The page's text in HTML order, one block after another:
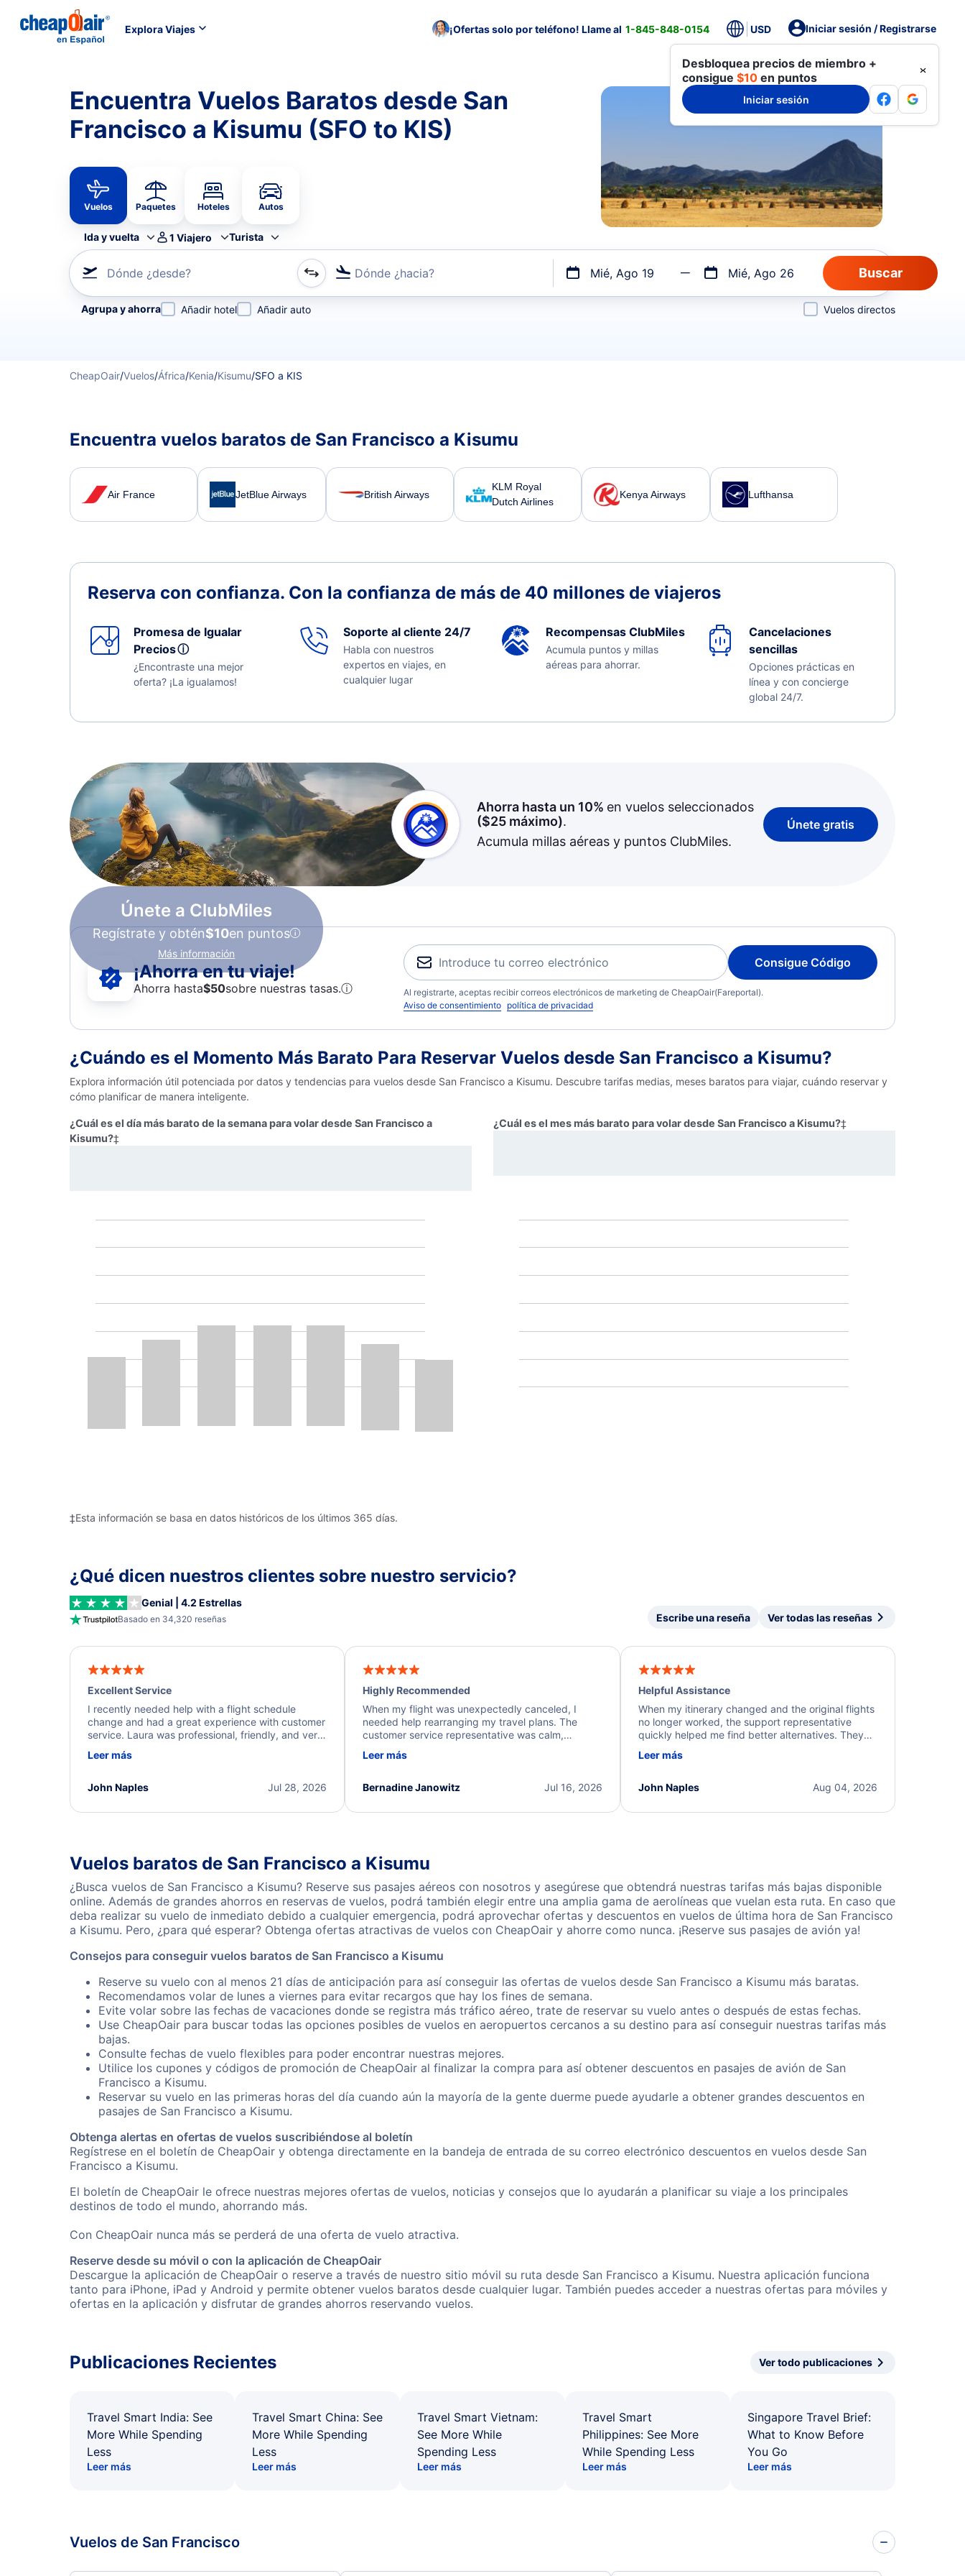
Explora Viajes ¡Ofertas solo por teléfono! Llame al 1-845-848-0154 USD Iniciar sesión / Registrarse
Desbloquea precios de miembro +
consigue $10 en puntos
Iniciar sesión
Encuentra Vuelos Baratos desde San
Francisco a Kisumu (SFO to KIS)
Vuelos Paquetes Hoteles Autos
Ida y vuelta 1 Viajero Turista
Dónde ¿desde? Dónde ¿hacia? Mié, Ago 19 Mié, Ago 26
Refina tu búsqueda por aerolínea, por ciudad o aeropuerto o por vuelos directos
Agrupa y ahorra Añadir hotel Añadir auto Vuelos directos
CheapOair/Vuelos/África/Kenia/Kisumu/SFO a KIS
Encuentra vuelos baratos de San Francisco a Kisumu
Air France JetBlue Airways British Airways
KLM Royal
Dutch Airlines
Kenya Airways Lufthansa
Reserva con confianza. Con la confianza de más de 40 millones de viajeros
Promesa de Igualar
Preciosⓘ
¿Encontraste una mejor
oferta? ¡La igualamos!
Soporte al cliente 24/7
Habla con nuestros
expertos en viajes, en
cualquier lugar
Recompensas ClubMiles
Acumula puntos y millas
aéreas para ahorrar.
Cancelaciones
sencillas
Opciones prácticas en
línea y con concierge
global 24/7.
Únete a ClubMiles
Regístrate y obtén$10en puntos
Más información
Ahorra hasta un 10% en vuelos seleccionados
($25máximo).
Acumula millas aéreas y puntos ClubMiles.
Únete gratis
¡Ahorra en tu viaje!
Ahorra hasta$50sobre nuestras tasas.ⓘ
Consigue Código
Al registrarte, aceptas recibir correos electrónicos de marketing de CheapOair(Fareportal).
Aviso de consentimiento política de privacidad
¿Cuándo es el Momento Más Barato Para Reservar Vuelos desde San Francisco a Kisumu?
Explora información útil potenciada por datos y tendencias para vuelos desde San Francisco a Kisumu. Descubre tarifas medias, meses baratos para viajar, cuándo reservar y
cómo planificar de manera inteligente.
¿Cuál es el día más barato de la semana para volar desde San Francisco a
Kisumu?‡
¿Cuál es el mes más barato para volar desde San Francisco a Kisumu?‡
‡Esta información se basa en datos históricos de los últimos 365 días.
¿Qué dicen nuestros clientes sobre nuestro servicio?
Genial | 4.2 Estrellas
Basado en 34,320 reseñas Escribe una reseña Ver todas las reseñas
Excellent Service
I recently needed help with a flight schedule
change and had a great experience with customer
service. Laura was professional, friendly, and very
a solution and kept me informed of the next steps.
Leer más
Jul 28, 2026
John Naples
Highly Recommended
When my flight was unexpectedly canceled, I
needed help rearranging my travel plans. The
customer service representative was calm,
process. They quickly found alternative flight
I truly appreciate the excellent support and
Leer más
Jul 16, 2026
Bernadine Janowitz
Helpful Assistance
When my itinerary changed and the original flights
no longer worked, the support representative
quickly helped me find better alternatives. They
beyond to resolve the issue. I'm grateful for the
Leer más
Aug 04, 2026
John Naples
Vuelos baratos de San Francisco a Kisumu
¿Busca vuelos de San Francisco a Kisumu? Reserve sus pasajes aéreos con nosotros y asegúrese que obtendrá nuestras tarifas más bajas disponible
online. Además de grandes ahorros en reservas de vuelos, podrá también elegir entre una amplia gama de aerolíneas que vuelan esta ruta. En caso que
deba realizar su vuelo de inmediato debido a cualquier emergencia, podrá aprovechar ofertas y descuentos en vuelos de última hora de San Francisco
a Kisumu. Pero, ¿para qué esperar? Obtenga ofertas atractivas de vuelos con CheapOair y ahorre como nunca. ¡Reserve sus pasajes de avión ya!
Consejos para conseguir vuelos baratos de San Francisco a Kisumu
Reserve su vuelo con al menos 21 días de anticipación para así conseguir las ofertas de vuelos desde San Francisco a Kisumu más baratas.
Recomendamos volar de lunes a viernes para evitar recargos que hay los fines de semana.
Evite volar sobre las fechas de vacaciones donde se registra más tráfico aéreo, trate de reservar su vuelo antes o después de estas fechas.
Use CheapOair para buscar todas las opciones posibles de vuelos en aeropuertos cercanos a su destino para así conseguir nuestras tarifas más
bajas.
Consulte fechas de vuelo flexibles para poder encontrar nuestras mejores.
Utilice los cupones y códigos de promoción de CheapOair al finalizar la compra para así obtener descuentos en pasajes de avión de San
Francisco a Kisumu.
Reservar su vuelo en las primeras horas del día cuando aún la mayoría de la gente duerme puede ayudarle a obtener grandes descuentos en
pasajes de San Francisco a Kisumu.
Obtenga alertas en ofertas de vuelos suscribiéndose al boletín
Regístrese en el boletín de CheapOair y obtenga directamente en la bandeja de entrada de su correo electrónico descuentos en vuelos desde San
Francisco a Kisumu.
El boletín de CheapOair le ofrece nuestras mejores ofertas de vuelos, noticias y consejos que lo ayudarán a planificar su viaje a los principales
destinos de todo el mundo, ahorrando más.
Con CheapOair nunca más se perderá de una oferta de vuelo atractiva.
Reserve desde su móvil o con la aplicación de CheapOair
Descargue la aplicación de CheapOair o reserve a través de nuestro sitio móvil su ruta desde San Francisco a Kisumu. Nuestra aplicación funciona
tanto para iPhone, iPad y Android y permite obtener vuelos baratos desde cualquier lugar. También puedes acceder a nuestras ofertas para móviles y
ofertas en la aplicación y disfrutar de grandes ahorros reservando vuelos.
Publicaciones Recientes Ver todo publicaciones
Travel Smart India: See
More While Spending
Less
Leer más
Travel Smart China: See
More While Spending
Less
Leer más
Travel Smart Vietnam:
See More While
Spending Less
Leer más
Travel Smart
Philippines: See More
While Spending Less
Leer más
Singapore Travel Brief:
What to Know Before
You Go
Leer más
Vuelos de San Francisco